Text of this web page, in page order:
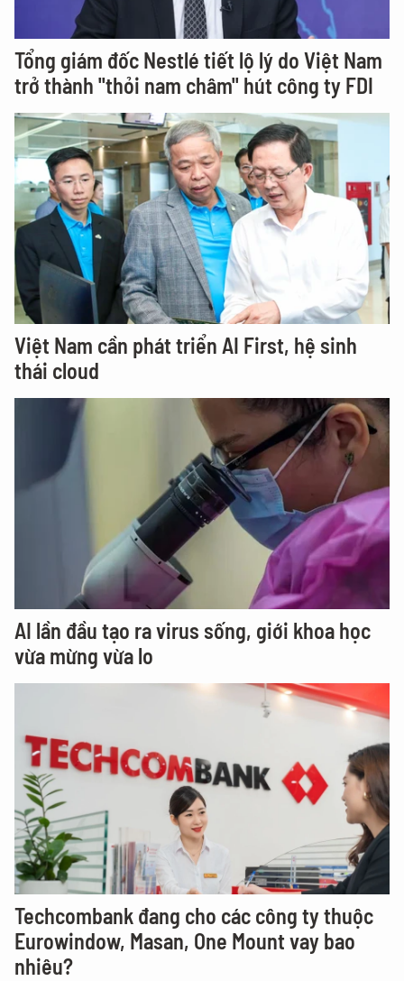
Tổng giám đốc Nestlé tiết lộ lý do Việt Nam
trở thành "thỏi nam châm" hút công ty FDI
Việt Nam cần phát triển AI First, hệ sinh
thái cloud
AI lần đầu tạo ra virus sống, giới khoa học
vừa mừng vừa lo
Techcombank đang cho các công ty thuộc
Eurowindow, Masan, One Mount vay bao
nhiêu?